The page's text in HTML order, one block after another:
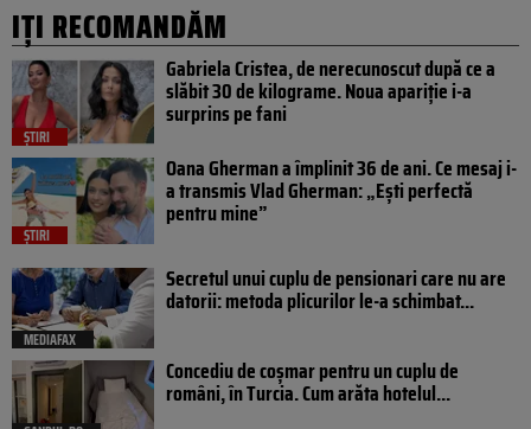
IȚI RECOMANDĂM
ȘTIRI
Gabriela Cristea, de nerecunoscut după ce a
slăbit 30 de kilograme. Noua apariție i-a
surprins pe fani
ȘTIRI
Oana Gherman a împlinit 36 de ani. Ce mesaj i-
a transmis Vlad Gherman: „Ești perfectă
pentru mine”
MEDIAFAX
Secretul unui cuplu de pensionari care nu are
datorii: metoda plicurilor le-a schimbat...
Concediu de coșmar pentru un cuplu de
români, în Turcia. Cum arăta hotelul...